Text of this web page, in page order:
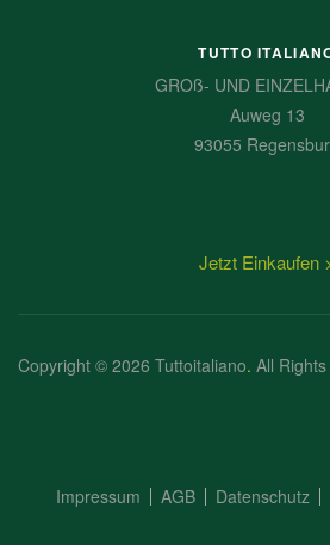
TUTTO
GROß- UND
Auweg 13
93055
Jetzt Einkaufen
Copyright © 2026 Tuttoitaliano. All
Impressum AGB Datenschutz